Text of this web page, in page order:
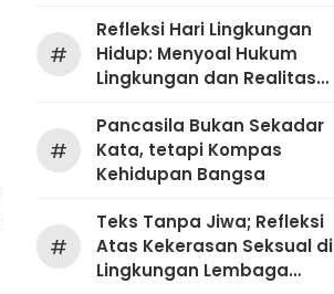
#
Refleksi Hari Lingkungan
Hidup: Menyoal Hukum
Lingkungan dan Realitas
#
Pancasila Bukan Sekadar
Kata, tetapi Kompas
Kehidupan Bangsa
#
Teks Tanpa Jiwa; Refleksi
Atas Kekerasan Seksual di
Lingkungan Lembaga